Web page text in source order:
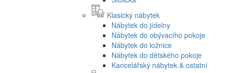
Klasický nábytek
Nábytek do jídelny
Nábytek do obývacího pokoje
Nábytek do ložnice
Nábytek do dětského pokoje
Kancelářský nábytek & ostatní